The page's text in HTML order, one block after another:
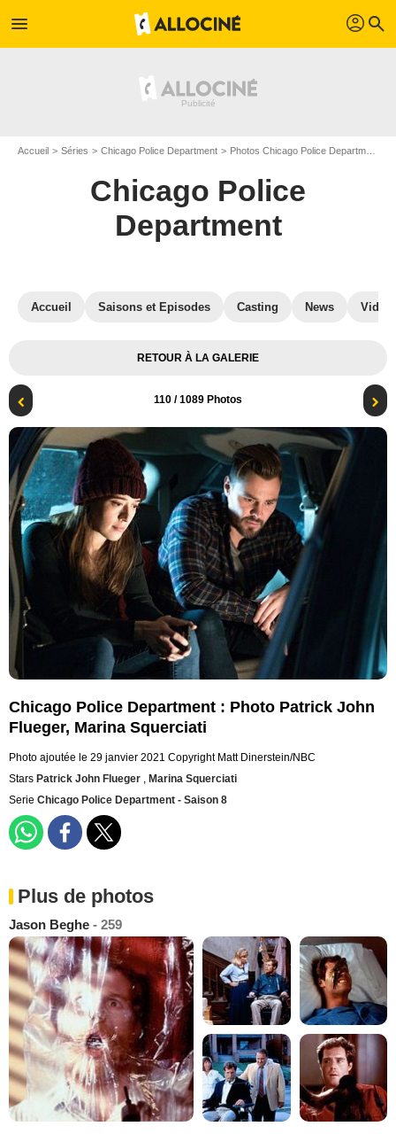
menu profil search
Accueil Séries Chicago Police Department Photos Chicago Police Department
Chicago Police
Department
Accueil Saisons et Episodes Casting News
RETOUR À LA GALERIE
110 / 1089 Photos
Chicago Police Department : Photo Patrick John
Flueger, Marina Squerciati
Photo ajoutée le 29 janvier 2021 Copyright Matt Dinerstein/NBC
Stars Patrick John Flueger , Marina Squerciati
Serie Chicago Police Department - Saison 8
Plus de photos
Jason Beghe - 259